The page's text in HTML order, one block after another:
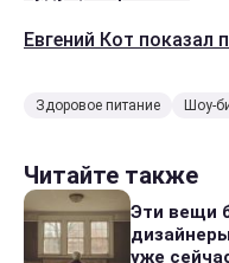
Евгений Кот
Здоровое питание Шоу-
Читайте также
Эти вещи
уже